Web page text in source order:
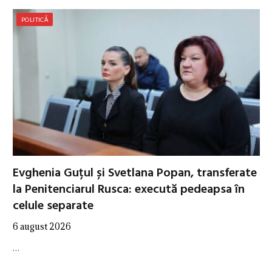
POLITICĂ
Evghenia Guțul și Svetlana Popan, transferate
la Penitenciarul Rusca: execută pedeapsa în
celule separate
6 august 2026
…